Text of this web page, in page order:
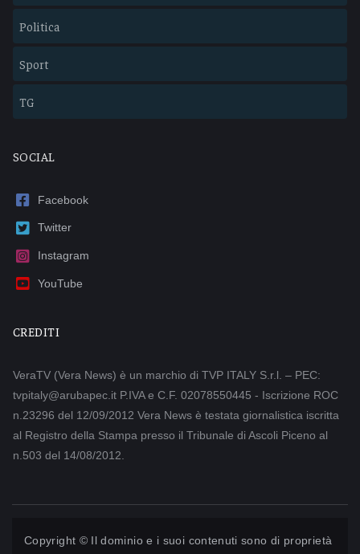
Politica
Sport
TG
SOCIAL
Facebook
Twitter
Instagram
YouTube
CREDITI
VeraTV (Vera News) è un marchio di TVP ITALY S.r.l. – PEC:
tvpitaly@arubapec.it P.IVA e C.F. 02078550445 - Iscrizione ROC
n.23296 del 12/09/2012 Vera News è testata giornalistica iscritta
al Registro della Stampa presso il Tribunale di Ascoli Piceno al
n.503 del 14/08/2012.
Copyright © Il dominio e i suoi contenuti sono di proprietà